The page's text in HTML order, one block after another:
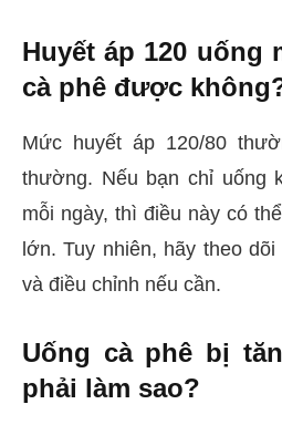
Huyết áp 120 uống
cà phê được
Mức huyết áp 120/80
thường. Nếu bạn chỉ uống
mỗi ngày, thì điều này có
lớn. Tuy nhiên, hãy theo
và điều chỉnh nếu cần.
Uống cà phê bị
phải làm sao?